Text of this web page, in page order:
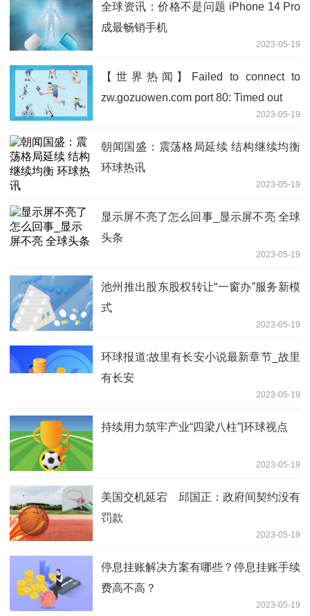
全球资讯：价格不是问题 iPhone 14 Pro
成最畅销手机
2023-05-19
【世界热闻】Failed to connect to
zw.gozuowen.com port 80: Timed out
2023-05-19
朝闻国盛：震荡格局延续 结构继续均衡
环球热讯
2023-05-19
显示屏不亮了怎么回事_显示屏不亮 全球
头条
2023-05-19
池州推出股东股权转让“一窗办”服务新模
式
2023-05-19
环球报道:故里有长安小说最新章节_故里
有长安
2023-05-19
持续用力筑牢产业“四梁八柱”|环球视点
2023-05-19
美国交机延宕 邱国正：政府间契约没有
罚款
2023-05-19
停息挂账解决方案有哪些？停息挂账手续
费高不高？
2023-05-19